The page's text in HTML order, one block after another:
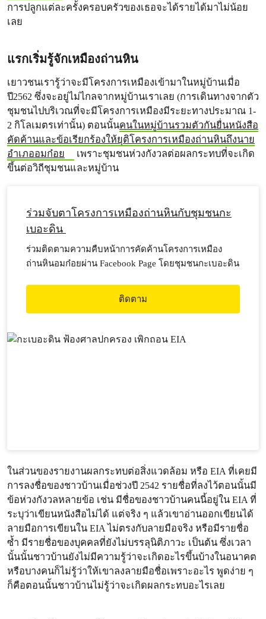
การปลูกแต่ละครั้งครอบครัวของเธอจะได้รายได้มาไม่น้อย
เลย
แรกเริ่มรู้จักเหมืองถ่านหิน
เยาวชนเรารู้ว่าจะมีโครงการเหมืองเข้ามาในหมู่บ้านเมื่อ
ปี2562 ซึ่งจะอยู่ไม่ไกลจากหมู่บ้านเราเลย (การเดินทางจากตัว
ชุมชนไปบริเวณที่จะมีโครงการเหมืองมีระยะทางประมาณ 1-
2 กิโลเมตรเท่านั้น) ตอนนั้นคนในหมู่บ้านรวมตัวกันยื่นหนังสือ
คัดค้านและข้อเรียกร้องให้ยุติโครงการเหมืองถ่านหินถึงนาย
อำเภออมก๋อย
เพราะชุมชนห่วงกังวลต่อผลกระทบที่จะเกิด
ขึ้นต่อวิถีชุมชนและหมู่บ้าน
ร่วมจับตาโครงการเหมืองถ่านหินกับชุมชนกะ
เบอะดิน
ร่วมติดตามความคืบหน้าการคัดค้านโครงการเหมือง
ถ่านหินอมก๋อยผ่าน Facebook Page โดยชุมชนกะเบอะดิน
ติดตาม
ในส่วนของรายงานผลกระทบต่อสิ่งแวดล้อม หรือ EIA ที่เคยมี
การลงชื่อของชาวบ้านเมื่อช่วงปี 2542 รายชื่อที่ลงไว้ตอนนั้นมี
ข้อห่วงกังวลหลายข้อ เช่น มีชื่อของชาวบ้านคนนี้อยู่ใน EIA ที่
ระบุว่าเขียนหนังสือไม่ได้ แต่จริง ๆ แล้วเขาอ่านออกเขียนได้
ลายมือการเขียนใน EIA ไม่ตรงกับลายมือจริง หรือมีรายชื่อ
ซ้ำ มีรายชื่อของบุคคลที่ยังไม่บรรลุนิติภาวะ เป็นต้น ซึ่งเวลา
นั้นนั้นชาวบ้านยังไม่มีความรู้ว่าจะเกิดอะไรขึ้นบ้างในอนาคต
หรือบางคนก็ไม่รู้ว่าให้เขาลงลายมือชื่อเพราะอะไร พูดง่าย ๆ
ก็คือตอนนั้นชาวบ้านไม่รู้ว่าจะเกิดผลกระทบอะไรเลย